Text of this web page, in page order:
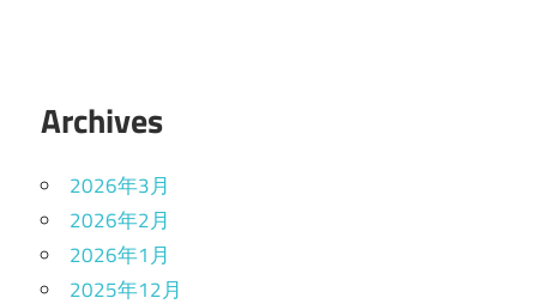
Archives
2026年3月
2026年2月
2026年1月
2025年12月